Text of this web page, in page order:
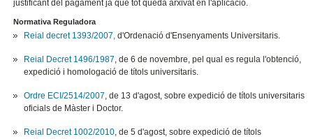
justificant del pagament ja que tot queda arxivat en l'aplicació.
Normativa Reguladora
Reial decret 1393/2007, d'Ordenació d'Ensenyaments Universitaris.
Reial Decret 1496/1987, de 6 de novembre, pel qual es regula l'obtenció,
expedició i homologació de títols universitaris.
Ordre ECI/2514/2007, de 13 d'agost, sobre expedició de títols universitaris
oficials de Màster i Doctor.
Reial Decret 1002/2010, de 5 d'agost, sobre expedició de títols